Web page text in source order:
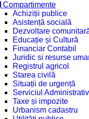
Compartimente
Achiziții publice
Asistență socială
Dezvoltare
Educație și Cultură
Financiar Contabil
Juridic si resurse
Registrul agricol
Starea civilă
Situații de urgență
Serviciul Administrativ
Taxe și impozite
Urbanism cadastru